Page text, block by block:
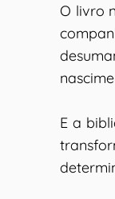
O livro
E a